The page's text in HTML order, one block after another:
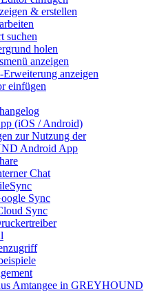
& erstellen
suchen
holen
anzeigen
Erweiterung anzeigen
einfügen
(iOS / Android)
zur Nutzung der
Android App
Chat
Sync
Sync
Amtangee in GREYHOUND